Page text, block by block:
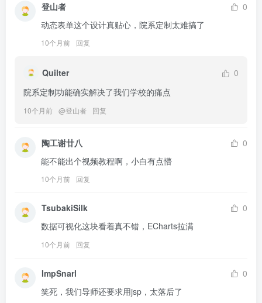
登山者
0
动态表单这个设计真贴心，院系定制太难搞了
10个月前 回复
Quilter
0
院系定制功能确实解决了我们学校的痛点
10个月前 @登山者 回复
陶工谢廿八
0
能不能出个视频教程啊，小白有点懵
10个月前 回复
TsubakiSilk
0
数据可视化这块看着真不错，ECharts拉满
10个月前 回复
ImpSnarl
0
笑死，我们导师还要求用jsp，太落后了